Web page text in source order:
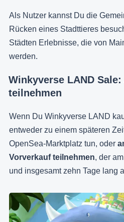
Als Nutzer kannst Du die
Rücken eines Stadttieres
Städten Erlebnisse, die von
werden.
Winkyverse LAND
teilnehmen
Wenn Du Winkyverse LAND
entweder zu einem späteren
OpenSea-Marktplatz tun, oder
Vorverkauf teilnehmen, der
und insgesamt zehn Tage lang